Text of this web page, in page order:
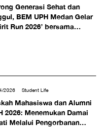
Generasi Sehat dan
BEM UPH Medan Gelar
Run 2026’ bersama
2026 Student Life
Mahasiswa dan Alumni
2026: Menemukan Damai
Melalui Pengorbanan